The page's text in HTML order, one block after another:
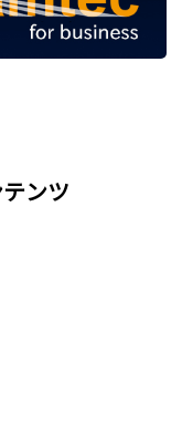
ンツ